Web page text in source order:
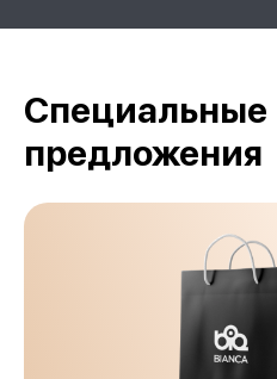
Специальные
предложения